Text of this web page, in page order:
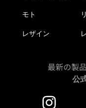
モト
レザイン
最新の製
公